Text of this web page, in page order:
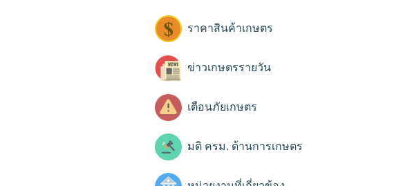
ราคาสินค้าเกษตร
ข่าวเกษตรรายวัน
เตือนภัยเกษตร
มติ ครม. ด้านการเกษตร